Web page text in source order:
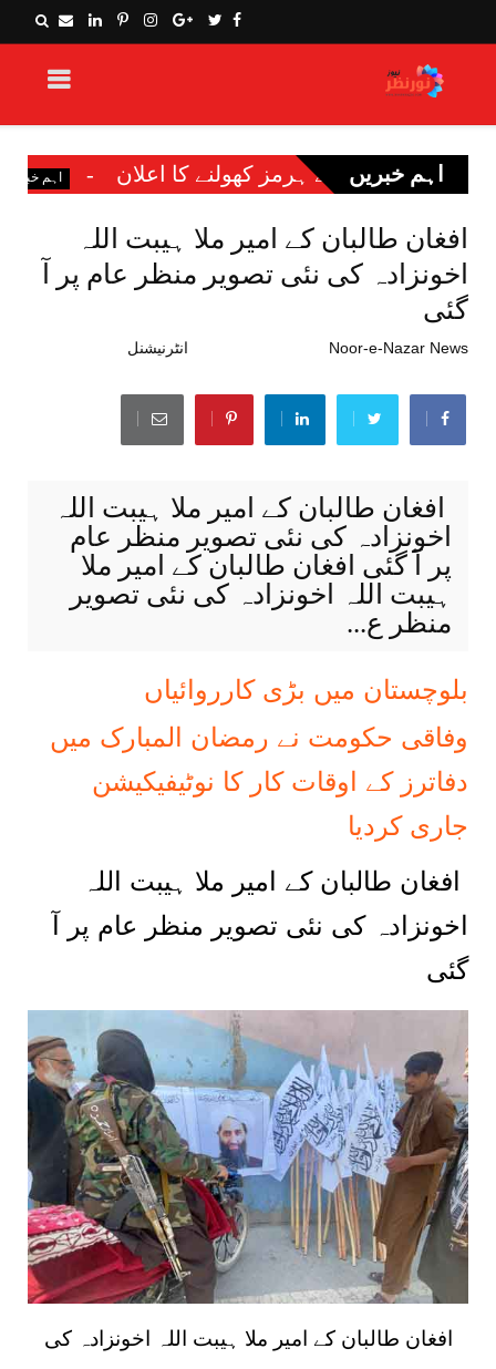
اہم خبریں
کھولنے کا اعلان اہم خبریں نوکری کا
افغان طالبان کے امیر ملا ہیبت اللہ
اخونزادہ کی نئی تصویر منظر عام پر آ
گئی
Noor-e-Nazar News انٹرنیشنل
افغان طالبان کے امیر ملا ہیبت اللہ
اخونزادہ کی نئی تصویر منظر عام
پر آ گئی افغان طالبان کے امیر ملا
ہیبت اللہ اخونزادہ کی نئی تصویر
منظر ع...
‏بلوچستان میں بڑی کارروائیاں
وفاقی حکومت نے رمضان المبارک میں
دفاترز کے اوقات کار کا نوٹیفیکیشن
جاری کردیا
افغان طالبان کے امیر ملا ہیبت اللہ
اخونزادہ کی نئی تصویر منظر عام پر آ
گئی
افغان طالبان کے امیر ملا ہیبت اللہ اخونزادہ کی